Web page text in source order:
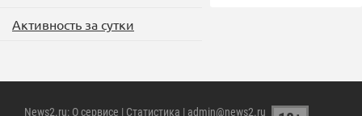
Активность за сутки
News2.ru: О сервисе | Статистика | admin@news2.ru